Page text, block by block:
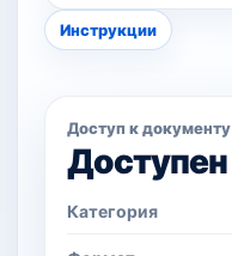
Инструкции
Доступ к документу
Категория